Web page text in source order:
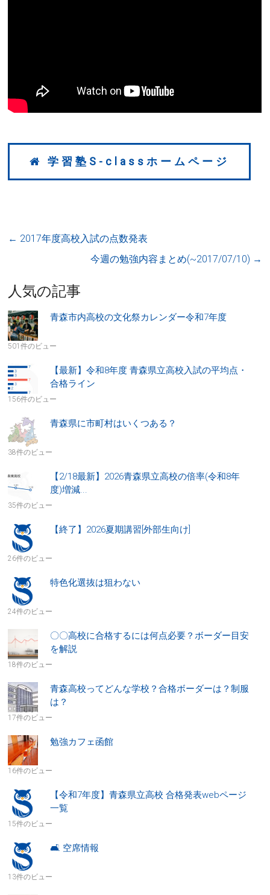
学習塾S-classホームページ
← 2017年度高校入試の点数発表
今週の勉強内容まとめ(~2017/07/10) →
人気の記事
青森市内高校の文化祭カレンダー令和7年度
501件のビュー
【最新】令和8年度 青森県立高校入試の平均点・
合格ライン
156件のビュー
青森県に市町村はいくつある？
38件のビュー
【2/18最新】2026青森県立高校の倍率(令和8年
度)増減...
35件のビュー
【終了】2026夏期講習[外部生向け]
26件のビュー
特色化選抜は狙わない
24件のビュー
〇〇高校に合格するには何点必要？ボーダー目安
を解説
18件のビュー
青森高校ってどんな学校？合格ボーダーは？制服
は？
17件のビュー
勉強カフェ函館
16件のビュー
【令和7年度】青森県立高校 合格発表webページ
一覧
15件のビュー
🛋 空席情報
13件のビュー